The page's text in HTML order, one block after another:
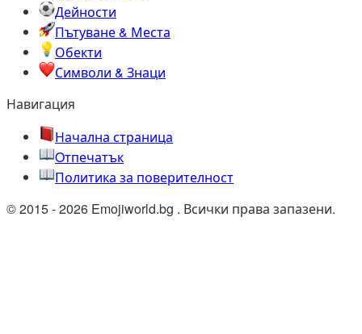
Дейности
Пътуване & Места
Обекти
Символи & Знаци
Навигация
Начална страница
Oтпечатък
Политика за поверителност
© 2015 - 2026 Emojiworld.bg . Всички права запазени.